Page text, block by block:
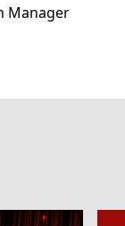
Manager